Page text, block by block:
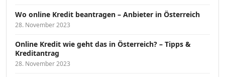
Wo online Kredit beantragen – Anbieter in Österreich
28. November 2023
Online Kredit wie geht das in Österreich? – Tipps &
Kreditantrag
28. November 2023